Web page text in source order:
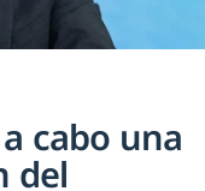
cabo una
del